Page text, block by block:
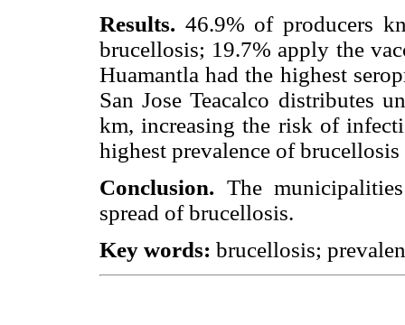
Results. 46.9% of producers
brucellosis; 19.7% apply the
Huamantla had the highest
San Jose Teacalco distributes
km, increasing the risk of
highest prevalence of
Conclusion. The
spread of brucellosis.
Key words: brucellosis;